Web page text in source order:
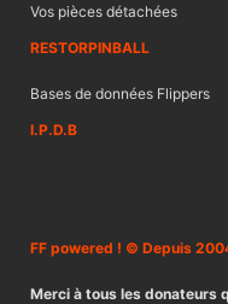
Vos pièces détachées
RESTORPINBALL
Bases de données Flippers
I.P.D.B
FF powered ! © Depuis
Merci à tous les donateurs